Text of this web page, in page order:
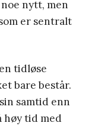
nytt, men
er sentralt
tidløse
bare består.
samtid enn
høy tid med